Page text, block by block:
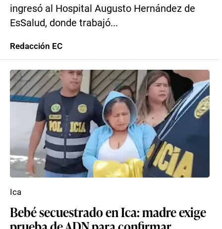
ingresó al Hospital Augusto Hernández de
EsSalud, donde trabajó...
Redacción EC
Bebé secuestrado en Ica: madre exige
Ica